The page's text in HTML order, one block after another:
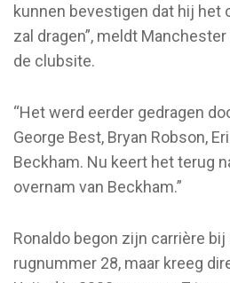
kunnen bevestigen dat hij het
zal dragen”, meldt
de clubsite.
“Het werd eerder gedragen
George Best, Bryan Robson,
Beckham. Nu keert het terug
overnam van Beckham.”
Ronaldo begon zijn carrière
rugnummer 28, maar kreeg